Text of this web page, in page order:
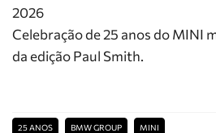
2026
Celebração de 25 anos do MINI
da edição Paul Smith.
25 ANOS BMW GROUP MINI